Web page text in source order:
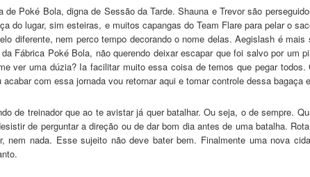
de Poké Bola, digna de Sessão da Tarde. Shauna e Trevor são
do lugar, sim esteiras, e muitos capangas do Team Flare para pelar o
diferente, nem perco tempo decorando o nome delas. Aegislash é
Fábrica Poké Bola, não querendo deixar escapar que foi salvo por
ver uma dúzia? Ia facilitar muito essa coisa de temos que pegar
com essa jornada vou retornar aqui e tomar controle dessa bagaça
de treinador que ao te avistar já quer batalhar. Ou seja, o de sempre.
de perguntar a direção ou de dar bom dia antes de uma batalha.
nem nada. Esse sujeito não deve bater bem. Finalmente uma nova